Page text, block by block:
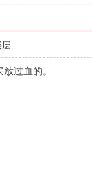
层
过血的。